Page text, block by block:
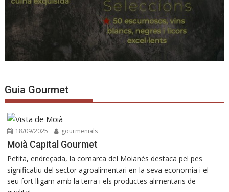
Guia Gourmet
18/09/2025 gourmenials
Moià Capital Gourmet
Petita, endreçada, la comarca del Moianès destaca pel pes
significatiu del sector agroalimentari en la seva economia i el
seu fort lligam amb la terra i els productes alimentaris de